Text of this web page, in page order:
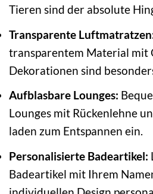
Tieren sind der absolute
Transparente
transparentem Material mit
Dekorationen sind
Aufblasbare Lounges:
Lounges mit Rückenlehne
laden zum Entspannen ein.
Personalisierte Badeartikel:
Badeartikel mit Ihrem